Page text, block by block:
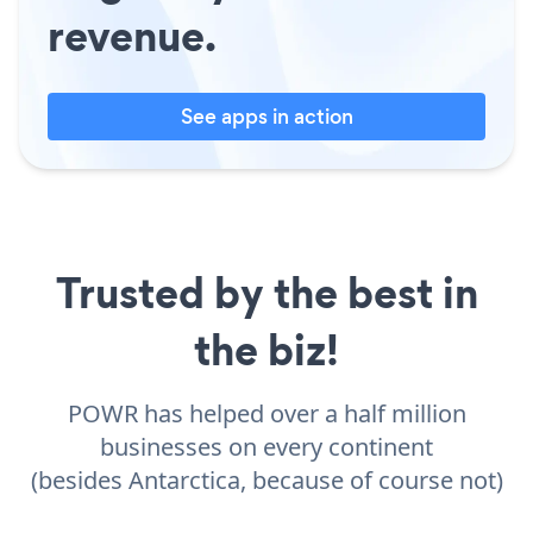
revenue.
See apps in action
Trusted by the best in
the biz!
POWR has helped over a half million
businesses on every continent
(besides Antarctica, because of course not)